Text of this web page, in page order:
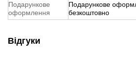
Подарункове
оформлення
Подарункове
безкоштовно
Відгуки